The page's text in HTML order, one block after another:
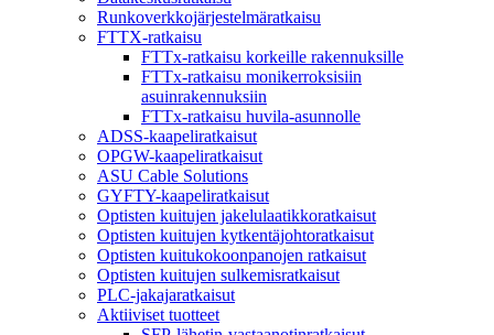
Runkoverkkojärjestelmäratkaisu
FTTX-ratkaisu
FTTx-ratkaisu korkeille rakennuksille
FTTx-ratkaisu monikerroksisiin
asuinrakennuksiin
FTTx-ratkaisu huvila-asunnolle
ADSS-kaapeliratkaisut
OPGW-kaapeliratkaisut
ASU Cable Solutions
GYFTY-kaapeliratkaisut
Optisten kuitujen jakelulaatikkoratkaisut
Optisten kuitujen kytkentäjohtoratkaisut
Optisten kuitukokoonpanojen ratkaisut
Optisten kuitujen sulkemisratkaisut
PLC-jakajaratkaisut
Aktiiviset tuotteet